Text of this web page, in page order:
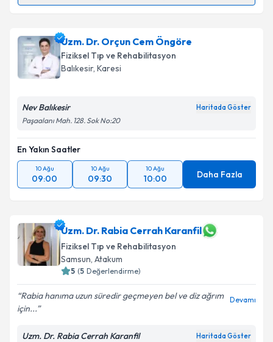
takvim hazırlandığında e-posta ile bilgilendireceğiz.
E-posta Adresiniz
Kişisel verilerimin işlenmesine ilişkin
Metni'ni okudum ve kişisel verilerimin belirtilen
kapsamda işlenmesini kabul ediyorum.
Takvim Talebini Gönder
Uzm. Dr. Orçun Cem Öngöre
Fiziksel Tıp ve Rehabilitasyon
Balıkesir, Karesi
Nev Balıkesir Haritada Göster
Paşaalanı Mah. 128. Sok No:20
En Yakın Saatler
10 Ağu
09:00
10 Ağu
09:30
10 Ağu
10:00 Daha Fazla
Uzm. Dr. Rabia Cerrah Karanfil
Fiziksel Tıp ve Rehabilitasyon
Samsun, Atakum
5 (5 Değerlendirme)
Rabia hanıma uzun süredir geçmeyen bel ve diz ağrım
için...
Devamı
Uzm. Dr. Rabia Cerrah Karanfil Haritada Göster